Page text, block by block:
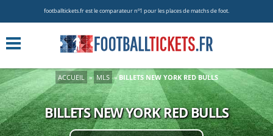
footballtickets.fr est le comparateur nº1 pour les places de matchs de foot.
ACCUEIL » MLS »BILLETS NEW YORK RED BULLS
BILLETS NEW YORK RED BULLS